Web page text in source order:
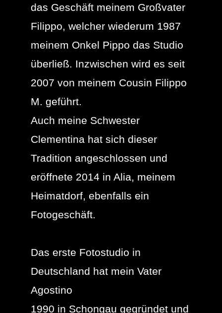
das Geschäft meinem Großvater
Filippo, welcher wiederum 1987
meinem Onkel Pippo das Studio
überließ. Inzwischen wird es seit
2007 von meinem Cousin Filippo
M. geführt.
Auch meine Schwester
Clementina hat sich dieser
Tradition angeschlossen und
eröffnete 2014 in Alia, meinem
Heimatdorf, ebenfalls ein
Fotogeschäft.
Das erste Fotostudio in
Deutschland hat mein Vater
Agostino
1990 in Schongau gegründet und